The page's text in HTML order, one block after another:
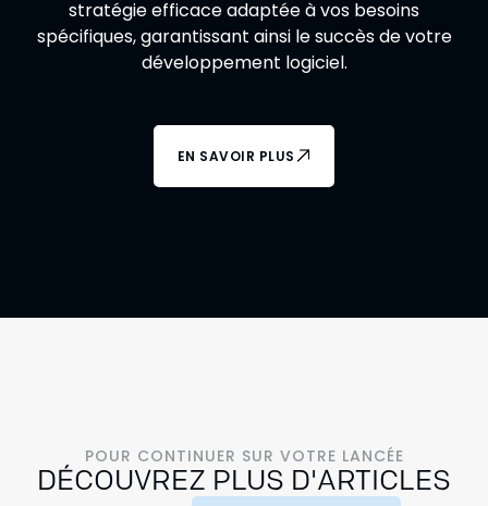
stratégie efficace adaptée à vos besoins
spécifiques, garantissant ainsi le succès de votre
développement logiciel.
EN SAVOIR PLUS
POUR CONTINUER SUR VOTRE LANCÉE
DÉCOUVREZ PLUS D'ARTICLES